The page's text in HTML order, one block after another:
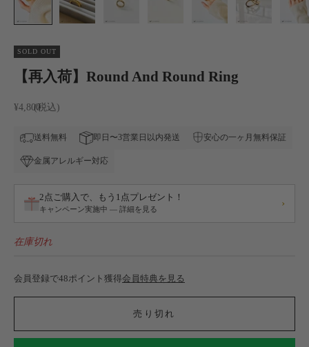
SOLD OUT
【再入荷】Round And Round Ring
セール価格
¥4,800
送料無料 即日〜3営業日以内発送 安心の一ヶ月無料保証
金属アレルギー対応
2点ご購入で、もう1点プレゼント！
キャンペーン実施中 — 詳細を見る ›
在庫切れ
会員登録で48ポイント獲得会員特典を見る
売り切れ